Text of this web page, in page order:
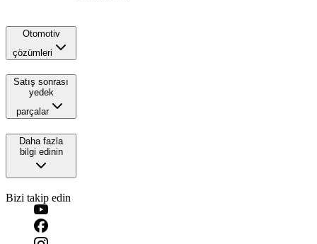
Otomotiv
çözümleri
Satış sonrası
yedek
parçalar
Daha fazla
bilgi edinin
Bizi takip edin